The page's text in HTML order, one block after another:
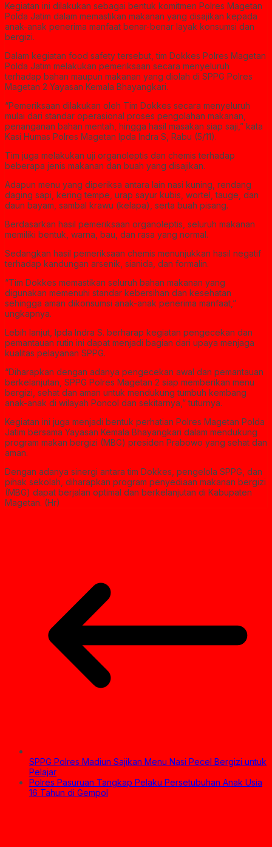
Kegiatan ini dilakukan sebagai bentuk komitmen Polres Magetan
Polda Jatim dalam memastikan makanan yang disajikan kepada
anak-anak penerima manfaat benar-benar layak konsumsi dan
bergizi.
Dalam kegiatan food safety tersebut, tim Dokkes Polres Magetan
Polda Jatim melakukan pemeriksaan secara menyeluruh
terhadap bahan maupun makanan yang diolah di SPPG Polres
Magetan 2 Yayasan Kemala Bhayangkari.
“Pemeriksaan dilakukan oleh Tim Dokkes secara menyeluruh
mulai dari standar operasional proses pengolahan makanan,
penanganan bahan mentah, hingga hasil masakan siap saji,” kata
Kasi Humas Polres Magetan Ipda Indra S, Rabu (5/11).
Tim juga melakukan uji organoleptis dan chemis terhadap
beberapa jenis makanan dan buah yang disajikan.
Adapun menu yang diperiksa antara lain nasi kuning, rendang
daging sapi, kering tempe, urap sayur kubis, wortel, tauge, dan
daun bayam, sambal krawu (kelapa), serta buah pisang.
Berdasarkan hasil pemeriksaan organoleptis, seluruh makanan
memiliki bentuk, warna, bau, dan rasa yang normal.
Sedangkan hasil pemeriksaan chemis menunjukkan hasil negatif
terhadap kandungan arsenik, sianida, dan formalin.
“Tim Dokkes memastikan seluruh bahan makanan yang
digunakan memenuhi standar kebersihan dan kesehatan
sehingga aman dikonsumsi anak-anak penerima manfaat,”
ungkapnya.
Lebih lanjut, Ipda Indra S. berharap kegiatan pengecekan dan
pemantauan rutin ini dapat menjadi bagian dari upaya menjaga
kualitas pelayanan SPPG.
“Diharapkan dengan adanya pengecekan awal dan pemantauan
berkelanjutan, SPPG Polres Magetan 2 siap memberikan menu
bergizi, sehat dan aman untuk mendukung tumbuh kembang
anak-anak di wilayah Poncol dan sekitarnya,” tuturnya.
Kegiatan ini juga menjadi bentuk perhatian Polres Magetan Polda
Jatim bersama Yayasan Kemala Bhayangkari dalam mendukung
program makan bergizi (MBG) presiden Prabowo yang sehat dan
aman.
Dengan adanya sinergi antara tim Dokkes, pengelola SPPG, dan
pihak sekolah, diharapkan program penyediaan makanan bergizi
(MBG) dapat berjalan optimal dan berkelanjutan di Kabupaten
Magetan. (Hr)
SPPG Polres Madiun Sajikan Menu Nasi Pecel Bergizi untuk
Pelajar
Polres Pasuruan Tangkap Pelaku Persetubuhan Anak Usia
16 Tahun di Gempol